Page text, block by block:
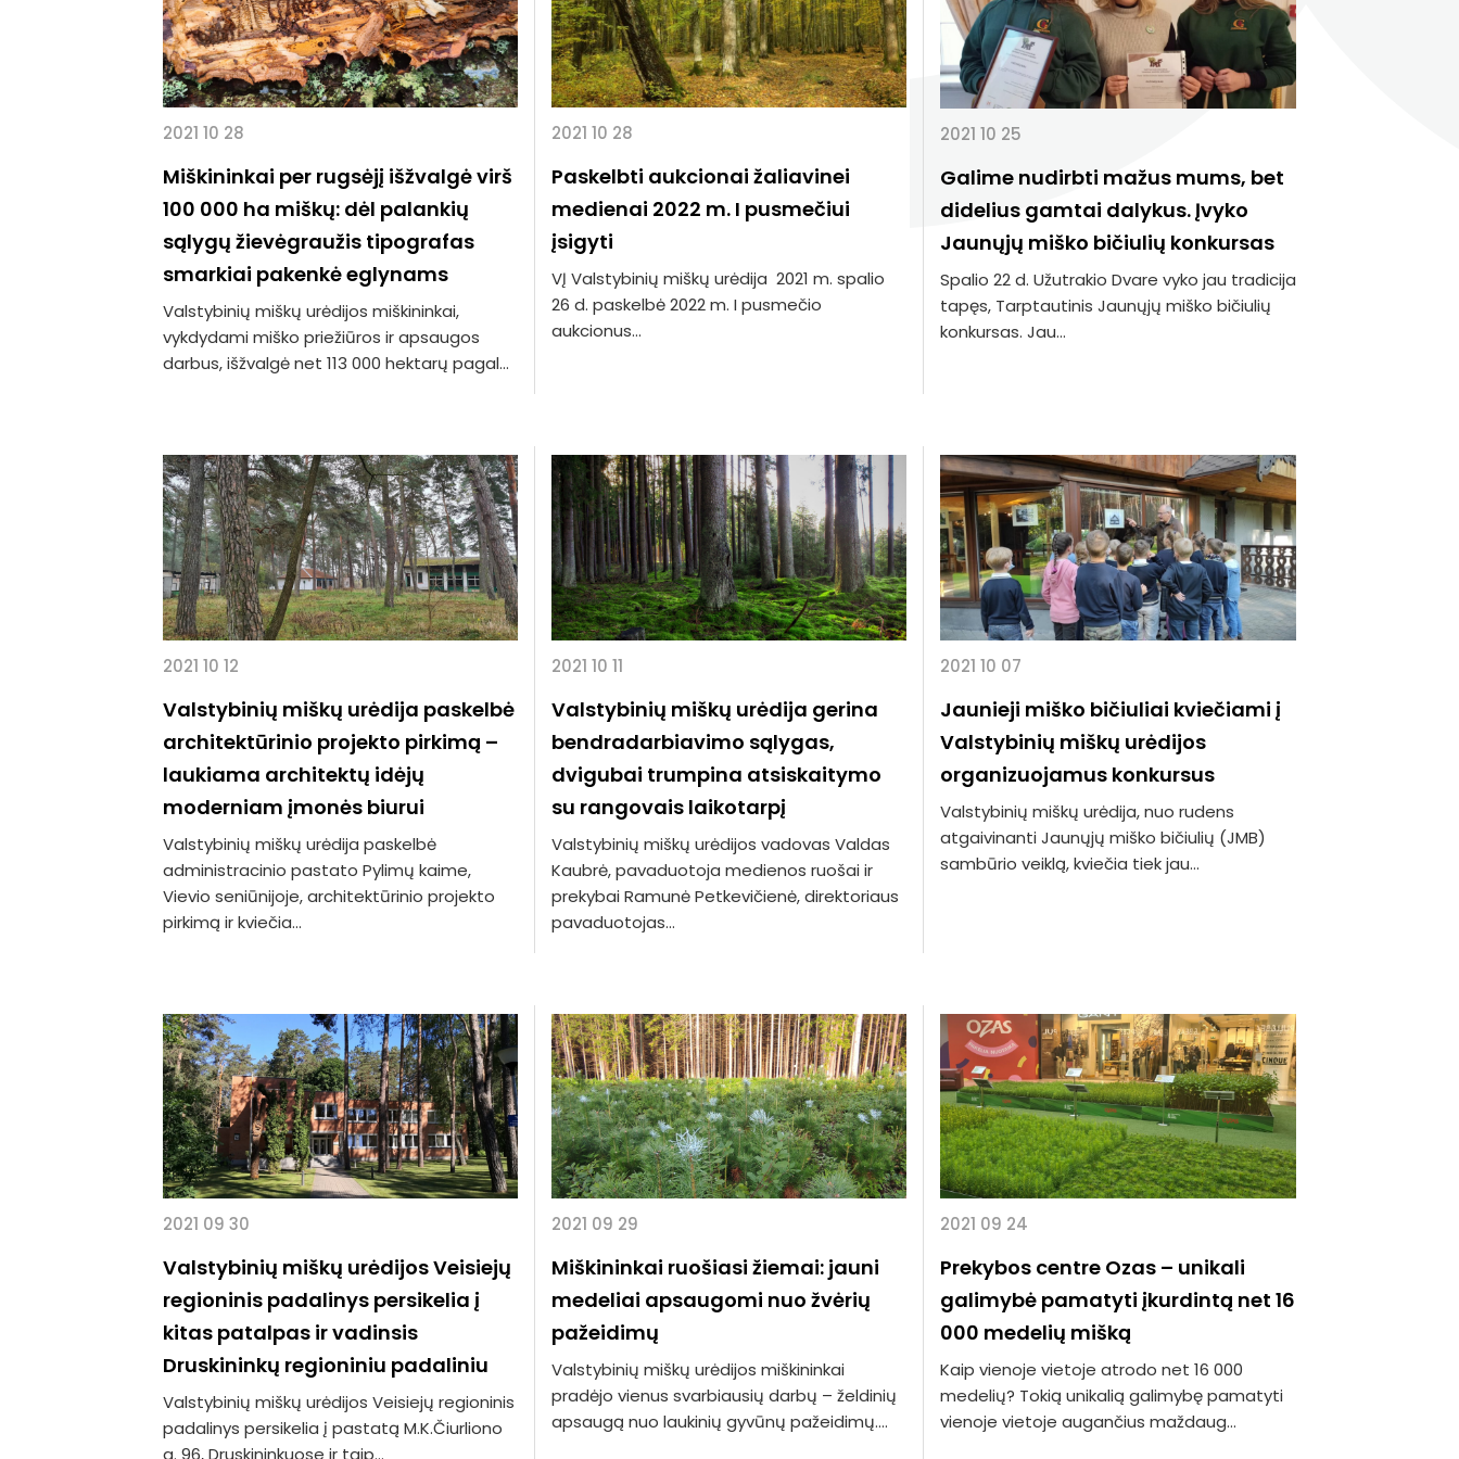
2021 10 28
Miškininkai per rugsėjį išžvalgė virš
100 000 ha miškų: dėl palankių
sąlygų žievėgraužis tipografas
smarkiai pakenkė eglynams
Valstybinių miškų urėdijos miškininkai,
vykdydami miško priežiūros ir apsaugos
darbus, išžvalgė net 113 000 hektarų pagal...
2021 10 28
Paskelbti aukcionai žaliavinei
medienai 2022 m. I pusmečiui
įsigyti
VĮ Valstybinių miškų urėdija 2021 m. spalio
26 d. paskelbė 2022 m. I pusmečio
aukcionus...
2021 10 25
Galime nudirbti mažus mums, bet
didelius gamtai dalykus. Įvyko
Jaunųjų miško bičiulių konkursas
Spalio 22 d. Užutrakio Dvare vyko jau tradicija
tapęs, Tarptautinis Jaunųjų miško bičiulių
konkursas. Jau...
2021 10 12
Valstybinių miškų urėdija paskelbė
architektūrinio projekto pirkimą –
laukiama architektų idėjų
moderniam įmonės biurui
Valstybinių miškų urėdija paskelbė
administracinio pastato Pylimų kaime,
Vievio seniūnijoje, architektūrinio projekto
pirkimą ir kviečia...
2021 10 11
Valstybinių miškų urėdija gerina
bendradarbiavimo sąlygas,
dvigubai trumpina atsiskaitymo
su rangovais laikotarpį
Valstybinių miškų urėdijos vadovas Valdas
Kaubrė, pavaduotoja medienos ruošai ir
prekybai Ramunė Petkevičienė, direktoriaus
pavaduotojas...
2021 10 07
Jaunieji miško bičiuliai kviečiami į
Valstybinių miškų urėdijos
organizuojamus konkursus
Valstybinių miškų urėdija, nuo rudens
atgaivinanti Jaunųjų miško bičiulių (JMB)
sambūrio veiklą, kviečia tiek jau...
2021 09 30
Valstybinių miškų urėdijos Veisiejų
regioninis padalinys persikelia į
kitas patalpas ir vadinsis
Druskininkų regioniniu padaliniu
Valstybinių miškų urėdijos Veisiejų regioninis
padalinys persikelia į pastatą M.K.Čiurliono
g. 96, Druskininkuose ir taip...
2021 09 29
Miškininkai ruošiasi žiemai: jauni
medeliai apsaugomi nuo žvėrių
pažeidimų
Valstybinių miškų urėdijos miškininkai
pradėjo vienus svarbiausių darbų – želdinių
apsaugą nuo laukinių gyvūnų pažeidimų....
2021 09 24
Prekybos centre Ozas – unikali
galimybė pamatyti įkurdintą net 16
000 medelių mišką
Kaip vienoje vietoje atrodo net 16 000
medelių? Tokią unikalią galimybę pamatyti
vienoje vietoje augančius maždaug...